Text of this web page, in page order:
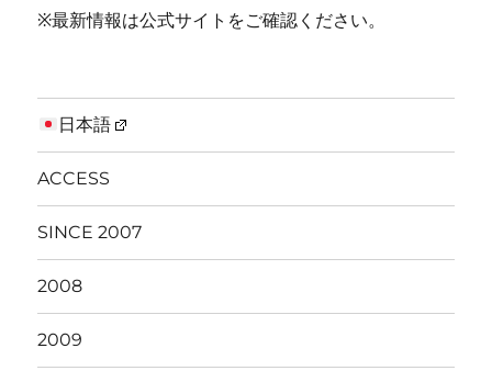
※最新情報は公式サイトをご確認ください。
日本語
ACCESS
SINCE 2007
2008
2009